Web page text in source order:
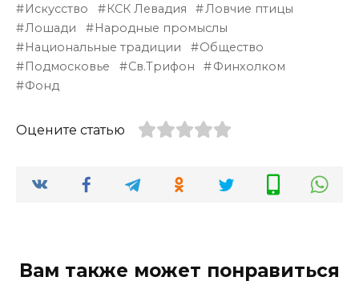
Искусство
КСК Левадия
Ловчие птицы
Лошади
Народные промыслы
Национальные традиции
Общество
Подмосковье
Св.Трифон
Финхолком
Фонд
Оцените статью
Вам также может понравиться